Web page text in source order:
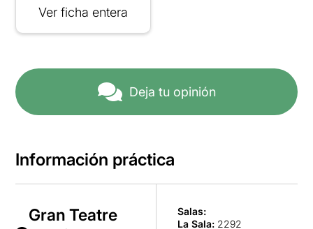
Ver ficha entera
Deja tu opinión
Información práctica
Gran Teatre
Salas:
La Sala: 2292